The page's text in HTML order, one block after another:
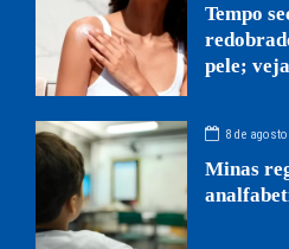
Tempo
pele;
8 de agosto
Minas